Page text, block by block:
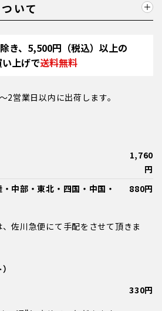
いて
き、5,500円（税込）以上の
上げで送料無料
2営業日以内に出荷します。
1,760
円
中部・東北・四国・中国・
880円
佐川急便にて手配をさせて頂きま
330円